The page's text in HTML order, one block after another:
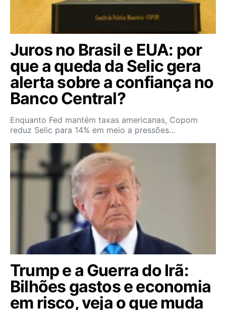
Juros no Brasil e EUA: por
que a queda da Selic gera
alerta sobre a confiança no
Banco Central?
Enquanto Fed mantém taxas americanas, Copom
reduz Selic para 14% em meio a pressões…
Trump e a Guerra do Irã:
Bilhões gastos e economia
em risco, veja o que muda